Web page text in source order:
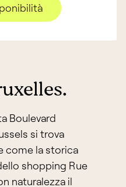
Boulevard
si trova
come la storica
shopping Rue
naturalezza il